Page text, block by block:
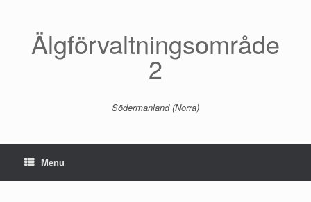
Älgförvaltningsområde
2
Södermanland (Norra)
Menu